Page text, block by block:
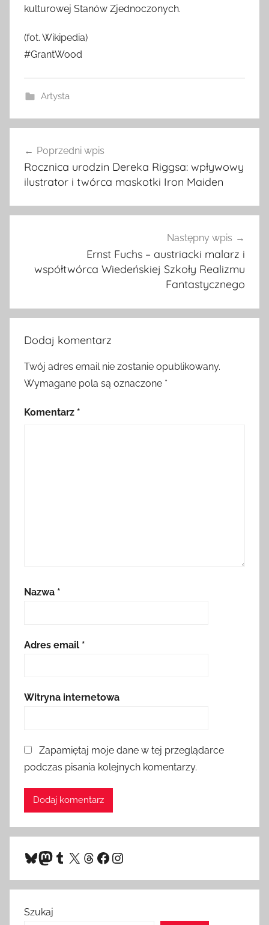
kulturowej Stanów Zjednoczonych.
(fot. Wikipedia)
#GrantWood
Artysta
wpisu
Poprzedni wpis
Rocznica urodzin Dereka Riggsa: wpływowy
ilustrator i twórca maskotki Iron Maiden
Następny wpis
Ernst Fuchs – austriacki malarz i
współtwórca Wiedeńskiej Szkoły Realizmu
Fantastycznego
Dodaj komentarz
Twój adres email nie zostanie opublikowany.
Wymagane pola są oznaczone *
Komentarz *
Nazwa *
Adres email *
Witryna internetowa
Zapamiętaj moje dane w tej przeglądarce
podczas pisania kolejnych komentarzy.
Bluesky
Mastodon
Tumblr
X Threads
Facebook
Instagram
Szukaj